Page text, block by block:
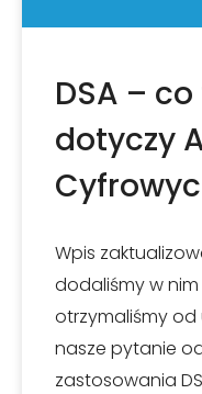
DSA –
dotyczy
Wpis
dodaliśmy w
otrzymaliśmy od
nasze pytanie
zastosowania